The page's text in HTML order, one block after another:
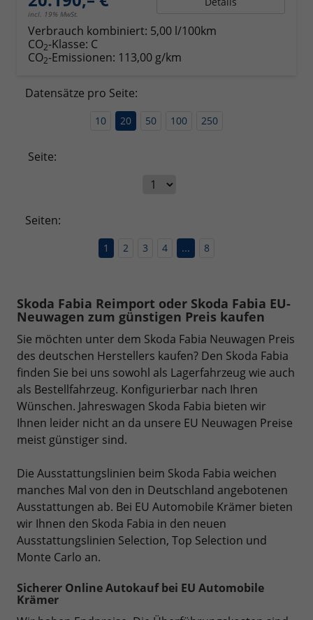
incl. 19% MwSt.
Verbrauch kombiniert: 5,00 l/100km
CO2-Klasse: C
CO2-Emissionen: 113,00 g/km
Datensätze pro Seite:
10 20 50 100 250
Seite:
Seiten:
1 2 3 4 ... 8
Skoda Fabia Reimport oder Skoda Fabia EU-
Neuwagen zum günstigen Preis kaufen
Sie möchten unter dem Skoda Fabia Neuwagen Preis
des deutschen Herstellers kaufen? Den Skoda Fabia
finden Sie bei uns sowohl als Lagerfahrzeug wie auch
als Bestellfahrzeug. Konfigurierbar nach Ihren
Wünschen. Jahreswagen Skoda Fabia bieten wir
Ihnen leider nicht an da unsere EU Neuwagen Preise
meist günstiger sind.
Die Ausstattungslinien beim Skoda Fabia weichen
manches Mal von den in Deutschland angebotenen
Ausstattungen ab. Bei EU Automobile Krämer bieten
wir Ihnen den Skoda Fabia in den neuen
Ausstattungslinien Selection, Top Selection und
Monte Carlo an.
Sicherer Online Autokauf bei EU Automobile
Krämer